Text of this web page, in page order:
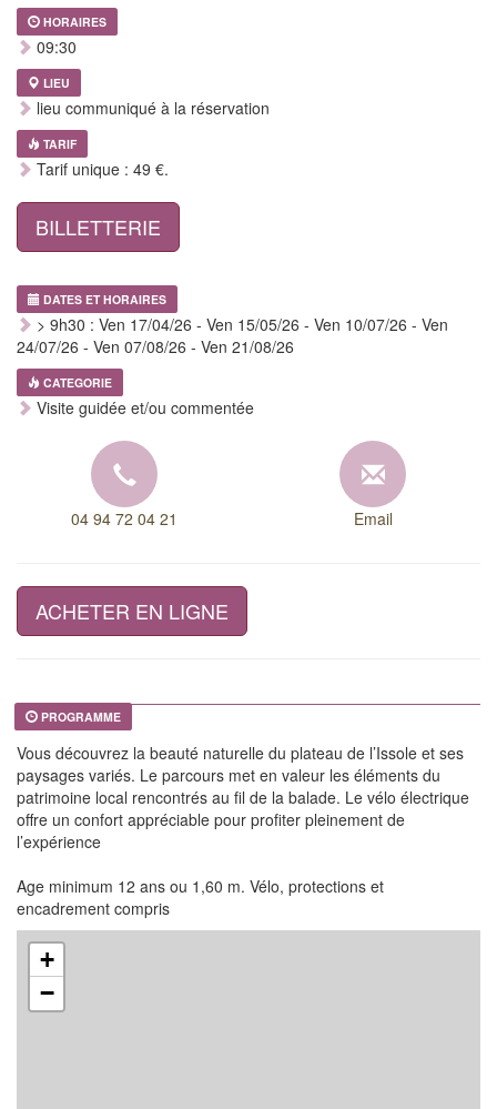
HORAIRES
09:30
LIEU
lieu communiqué à la réservation
TARIF
Tarif unique : 49 €.
BILLETTERIE
DATES ET HORAIRES
> 9h30 : Ven 17/04/26 - Ven 15/05/26 - Ven 10/07/26 - Ven
24/07/26 - Ven 07/08/26 - Ven 21/08/26
CATEGORIE
Visite guidée et/ou commentée
04 94 72 04 21 Email
ACHETER EN LIGNE
PROGRAMME
Vous découvrez la beauté naturelle du plateau de l’Issole et ses
paysages variés. Le parcours met en valeur les éléments du
patrimoine local rencontrés au fil de la balade. Le vélo électrique
offre un confort appréciable pour profiter pleinement de
l’expérience
Age minimum 12 ans ou 1,60 m. Vélo, protections et
encadrement compris
+
−